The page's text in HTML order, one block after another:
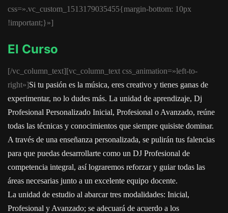
css=».vc_custom_1513179035455{margin-bottom: 10px
!important;}»]
El Curso
[/vc_column_text][vc_column_text css_animation=»left-to-
right»]Si tu pasión es la música, eres creativo y tienes ganas de
experimentar, no lo dudes más. La unidad de aprendizaje, Dj
Profesional Personalizado Inicial, Profesional o Avanzado, reúne
todas las técnicas y conocimientos que siempre quisiste dominar.
A través de una enseñanza personalizada, se pulirán tus falencias
para que puedas desarrollarte como un DJ Profesional de
competencia integral, así lograremos reforzar y guiar todas las
áreas necesarias junto a un excelente equipo docente.
La unidad de estudio al abarcar tres modalidades: Inicial,
Profesional y Avanzado; se adecuará de acuerdo a los